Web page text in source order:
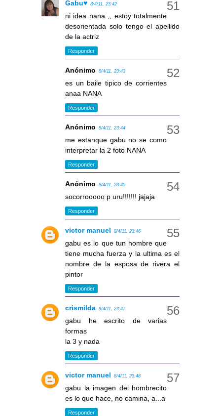
Gabu♥ 8/4/11, 23:42
ni idea nana ,, estoy totalmente
desorientada solo tengo el apellido
de la actriz
Responder
Anónimo 8/4/11, 23:43
es un baile tipico de corrientes
anaa NANA
Responder
Anónimo 8/4/11, 23:44
me estanque gabu no se como
interpretar la 2 foto NANA
Responder
Anónimo 8/4/11, 23:45
socorrooooo p uru!!!!!!! jajaja
Responder
victor manuel 8/4/11, 23:46
gabu es lo que tun hombre que
tiene mucha fuerza y la ultima es el
nombre de la esposa de rivera el
pintor
Responder
crismilda 8/4/11, 23:47
gabu he escrito de varias
formas
la 3 y nada
Responder
victor manuel 8/4/11, 23:48
gabu la imagen del hombrecito
es lo que hace, no camina, a...a
Responder